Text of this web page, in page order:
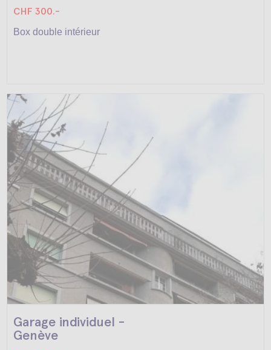
CHF 300.-
Box double intérieur
Garage individuel -
Genève